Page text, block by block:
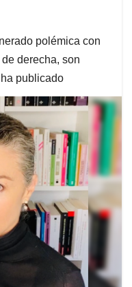
polémica con
derecha, son
publicado